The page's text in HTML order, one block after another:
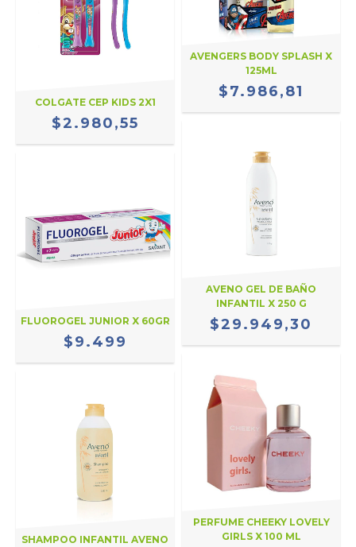
COLGATE CEP KIDS 2X1
$2.980,55
AVENGERS BODY SPLASH X
125ML
$7.986,81
FLUOROGEL JUNIOR X 60GR
$9.499
AVENO GEL DE BAÑO
INFANTIL X 250 G
$29.949,30
SHAMPOO INFANTIL AVENO
PERFUME CHEEKY LOVELY
GIRLS X 100 ML